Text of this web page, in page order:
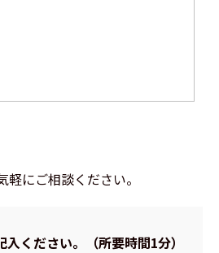
にご相談ください。
ください。（所要時間1分）